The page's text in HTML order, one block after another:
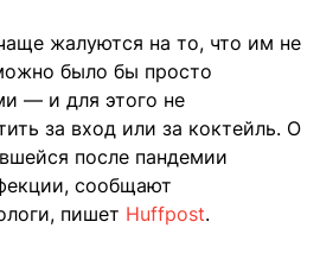
жалуются на то, что им не
было бы просто
— и для этого не
за вход или за коктейль. О
после пандемии
сообщают
пишет Huffpost.